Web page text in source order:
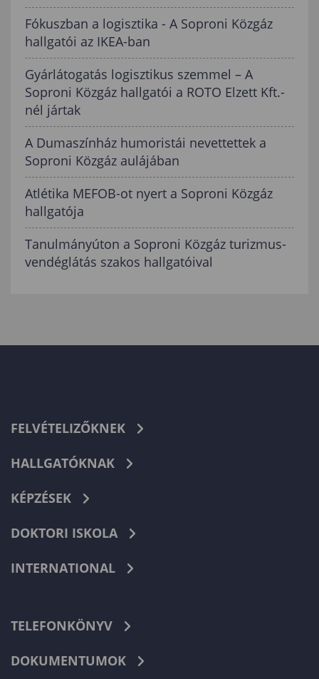
Fókuszban a logisztika - A Soproni Közgáz
hallgatói az IKEA-ban
Gyárlátogatás logisztikus szemmel – A
Soproni Közgáz hallgatói a ROTO Elzett Kft.-
nél jártak
A Dumaszínház humoristái nevettettek a
Soproni Közgáz aulájában
Atlétika MEFOB-ot nyert a Soproni Közgáz
hallgatója
Tanulmányúton a Soproni Közgáz turizmus-
vendéglátás szakos hallgatóival
FELVÉTELIZŐKNEK
HALLGATÓKNAK
KÉPZÉSEK
DOKTORI ISKOLA
INTERNATIONAL
TELEFONKÖNYV
DOKUMENTUMOK